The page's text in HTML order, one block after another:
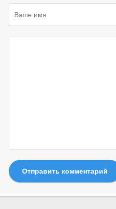
Отправить комментарий